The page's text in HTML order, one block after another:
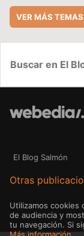
VER MÁS TEMAS
El Blog Salmón
Otras
Utilizamos cookies
de audiencia y
tu navegación. Si